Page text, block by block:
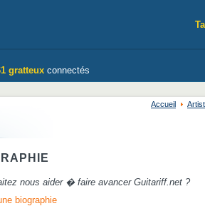
gratteux connectés
Accueil
nous aider � faire avancer Guitariff.net ?
biographie